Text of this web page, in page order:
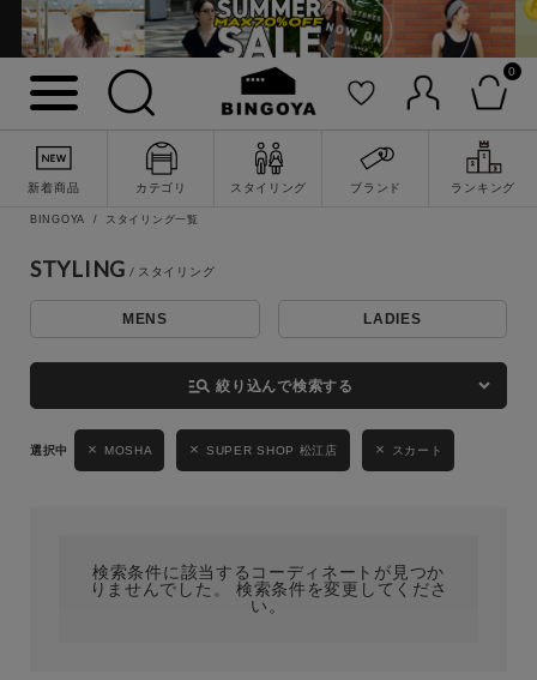
0
新着商品 カテゴリ スタイリング ブランド ランキング
詳細検索
BINGOYA スタイリング一覧
STYLING
MENS LADIES
manage_search 絞り込んで検索する
MOSHA SUPER SHOP 松江店 スカート
検索条件に該当するコーディネートが見つか
りませんでした。 検索条件を変更してくださ
い。